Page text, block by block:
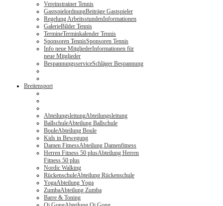
Vereinstrainer Tennis
GastspielordnungBeiträge Gastspieler
Regelung ArbeitsstundenInformationen
GalerieBilder Tennis
TermineTerminkalender Tennis
Sponsoren TennisSponsoren Tennis
Info neue MitgliederInformationen für
neue Mitglieder
BespannungsserviceSchläger Bespannung
Breitensport
AbteilungsleitungAbteilungsleitung
BallschuleAbteilung Ballschule
BouleAbteilung Boule
Kids in Bewegung
Damen FitnessAbteilung Damenfitness
Herren Fitness 50 plusAbteilung Herren
Fitness 50 plus
Nordic Walking
RückenschuleAbteilung Rückenschule
YogaAbteilung Yoga
ZumbaAbteilung Zumba
Barre & Toning